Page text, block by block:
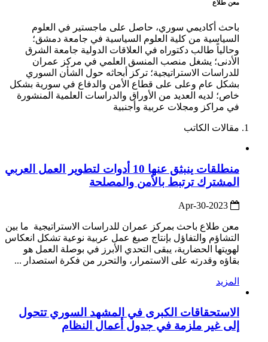
معن طلاع
باحث أكاديمي سوري، حاصل على ماجستير في العلوم
السياسية من كلية العلوم السياسية في جامعة دمشق؛
وحالياً طالب دكتوراه في العلاقات الدولية جامعة الشرق
الأدنى؛ يشغل منصب المنسق العلمي في مركز عمران
للدراسات الاستراتيجية؛ تركز أبحاثه حول الشأن السوري
بشكل عام وعلى على قطاع الأمن والدفاع في سورية بشكل
خاص؛ لديه العديد من الأوراق والدراسات العلمية المنشورة
في مراكز ومجلات عربية وأجنبية
مقالات الكاتب
منطلقات ينبثق عنها 10 أدوات لتطوير العمل العربي
المشترك ترتبط بالأمن والمصلحة
معن طلاع باحث بمركز عمران للدراسات الاستراتيجية ما بين
التشاؤم والتفاؤل بإنتاج صيغ عمل عربية نوعية تشكل انعكاس
لهويتها الحضارية، يبقى التحدي الأبرز في بوصلة العمل هو
بقاؤه وقدرته على الاستمرار، والتحرر من فكرة استصدار ...
المزيد
الاستحقاقات الكبرى في المشهد السوري تتحول
إلى غير ملزمة في جدول أعمال النظام